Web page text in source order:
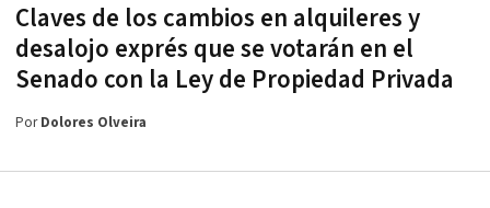
Claves de los cambios en alquileres y
desalojo exprés que se votarán en el
Senado con la Ley de Propiedad Privada
PorDolores Olveira